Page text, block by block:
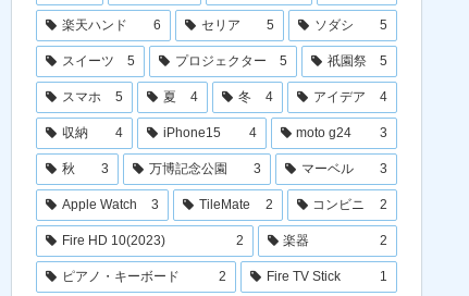
楽天ハンド 6 セリア 5 ソダシ 5
スイーツ 5 プロジェクター 5 祇園祭 5
スマホ 5 夏 4 冬 4 アイデア 4
収納 4 iPhone15 4 moto g24 3
秋 3 万博記念公園 3 マーベル 3
Apple Watch 3 TileMate 2 コンビニ 2
Fire HD 10(2023) 2 楽器 2
ピアノ・キーボード 2 Fire TV Stick 1